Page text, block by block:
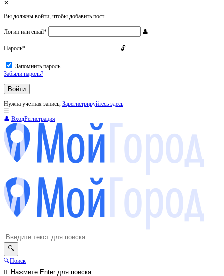
Вы должны войти, чтобы добавить пост.
Логин или email*
Пароль*
Запомнить пароль
Забыли пароль?
Нужна учетная запись, Зарегистрируйтесь здесь
ВходРегистрация
МойГород
Поиск